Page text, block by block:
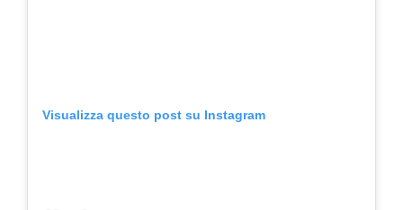
Visualizza questo post su Instagram